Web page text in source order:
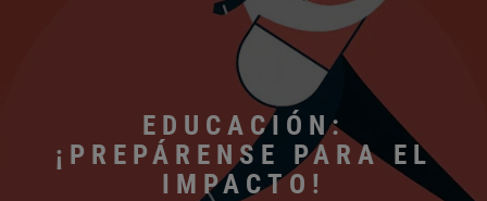
EDUCACIÓN:
¡PREPÁRENSE PARA EL
IMPACTO!